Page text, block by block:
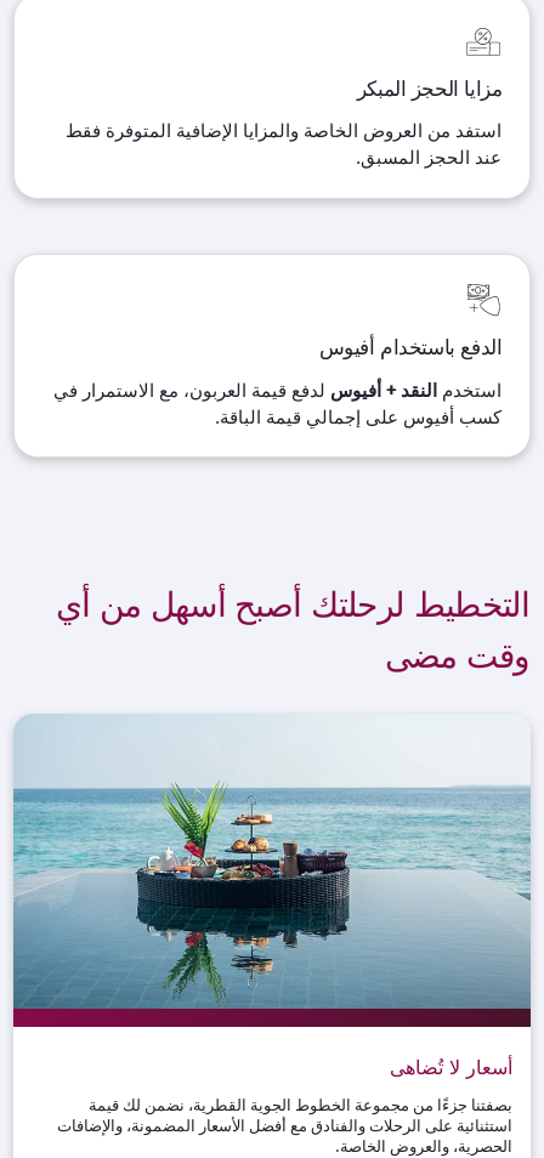
مزايا الحجز المبكر
استفد من العروض الخاصة والمزايا الإضافية المتوفرة فقط
عند الحجز المسبق.
الدفع باستخدام أفيوس
استخدم النقد + أفيوس لدفع قيمة العربون، مع الاستمرار في
كسب أفيوس على إجمالي قيمة الباقة
التخطيط لرحلتك أصبح أسهل من أي
وقت مضى
أسعار لا تُضاهى
بصفتنا جزءًا من مجموعة الخطوط الجوية القطرية، نضمن لك قيمة
استثنائية على الرحلات والفنادق مع أفضل الأسعار المضمونة، والإضافات
الحصرية، والعروض الخاصة.